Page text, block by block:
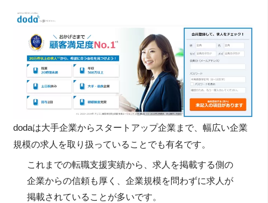
dodaは大手企業からスタートアップ企業まで、幅広い企業
規模の求人を取り扱っていることでも有名です。
これまでの転職支援実績から、求人を掲載する側の
企業からの信頼も厚く、企業規模を問わずに求人が
掲載されていることが多いです。